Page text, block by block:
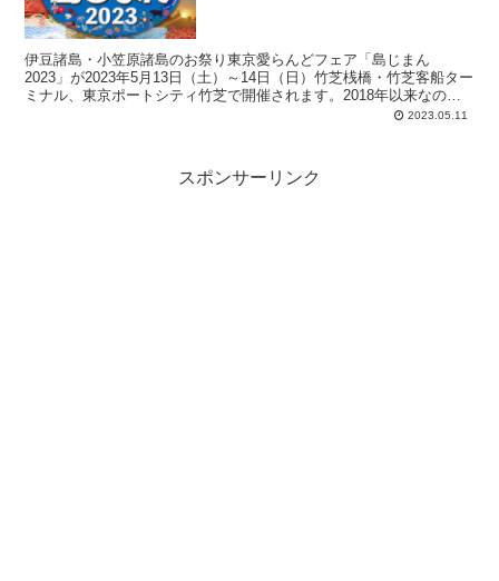
伊豆諸島・小笠原諸島のお祭り東京愛らんどフェア「島じまん
2023」が2023年5月13日（土）～14日（日）竹芝桟橋・竹芝客船ター
ミナル、東京ポートシティ竹芝で開催されます。2018年以来なので5
年ぶりの開催。開催概要、地図、会場マップ、などをアップしておき
2023.05.11
スポンサーリンク